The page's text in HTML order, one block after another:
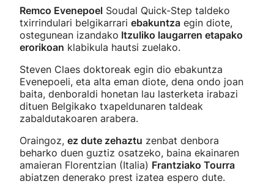
Remco Evenepoel Soudal Quick-Step taldeko
txirrindulari belgikarrari ebakuntza egin diote,
ostegunean izandako Itzuliko laugarren etapako
erorikoan klabikula hautsi zuelako.
Steven Claes doktoreak egin dio ebakuntza
Evenepoeli, eta alta eman diote, dena ondo joan
baita, denboraldi honetan lau lasterketa irabazi
dituen Belgikako txapeldunaren taldeak
zabaldutakoaren arabera.
Oraingoz, ez dute zehaztu zenbat denbora
beharko duen guztiz osatzeko, baina ekainaren
amaieran Florentzian (Italia) Frantziako Tourra
abiatzen denerako prest izatea espero dute.